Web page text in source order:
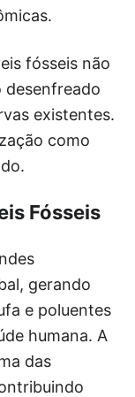
fósseis não
desenfreado
existentes.
como
Fósseis
gerando
e poluentes
humana. A
das